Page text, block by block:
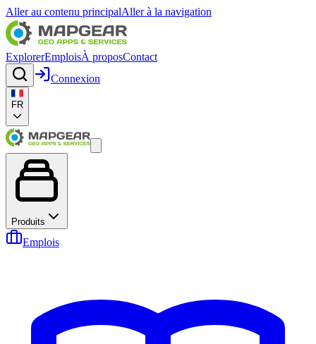
Aller au contenu principalAller à la navigation
ExplorerEmploisÀ proposContact
Connexion
FR
Produits
Emplois